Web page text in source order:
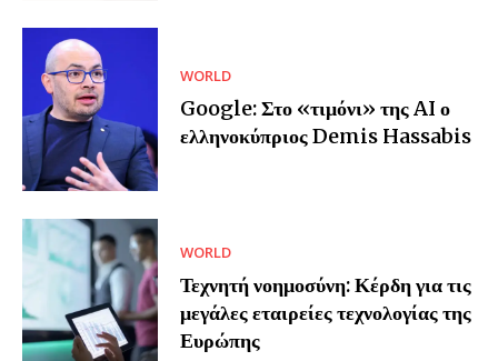
WORLD
Google: Στο «τιμόνι» της AI ο
ελληνοκύπριος Demis Hassabis
WORLD
Τεχνητή νοημοσύνη: Κέρδη για τις
μεγάλες εταιρείες τεχνολογίας της
Ευρώπης